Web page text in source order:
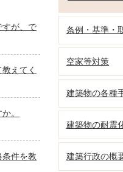
すが、で
えてく
。
件を教
条例・基準・
空家等対策
建築物の各種
建築物の耐震
建築行政の概